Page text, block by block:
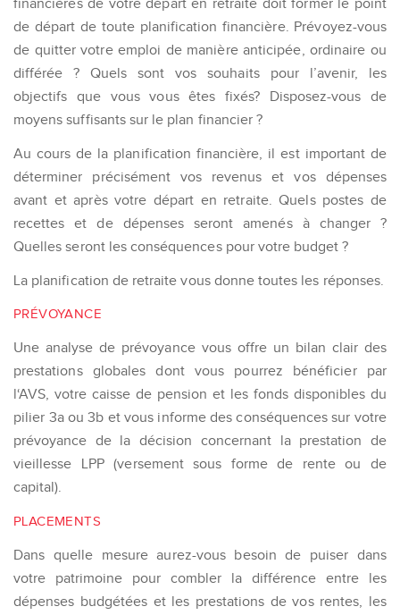
de départ de toute planification financière. Prévoyez-vous
de quitter votre emploi de manière anticipée, ordinaire ou
différée ? Quels sont vos souhaits pour l’avenir, les
objectifs que vous vous êtes fixés? Disposez-vous de
moyens suffisants sur le plan financier ?
Au cours de la planification financière, il est important de
déterminer précisément vos revenus et vos dépenses
avant et après votre départ en retraite. Quels postes de
recettes et de dépenses seront amenés à changer ?
Quelles seront les conséquences pour votre budget ?
La planification de retraite vous donne toutes les réponses.
PRÉVOYANCE
Une analyse de prévoyance vous offre un bilan clair des
prestations globales dont vous pourrez bénéficier par
l‘AVS, votre caisse de pension et les fonds disponibles du
pilier 3a ou 3b et vous informe des conséquences sur votre
prévoyance de la décision concernant la prestation de
vieillesse LPP (versement sous forme de rente ou de
capital).
PLACEMENTS
Dans quelle mesure aurez-vous besoin de puiser dans
votre patrimoine pour combler la différence entre les
dépenses budgétées et les prestations de vos rentes, les